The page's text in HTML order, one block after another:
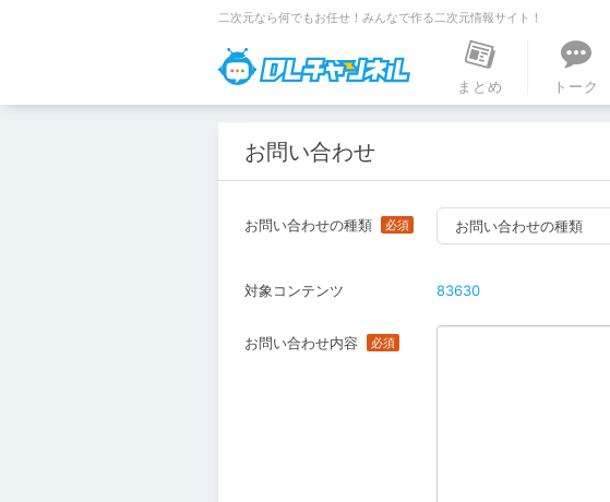
二次元なら何でもお任せ！みんなで作る二次元情報サイト！
DLチャンネル
まとめ
トーク
お問い合わせ
お問い合わせの種類 お問い合わせの種類
対象コンテンツ 83630
お問い合わせ内容